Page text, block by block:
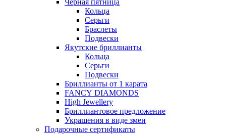
Черная пятница
Кольца
Серьги
Браслеты
Подвески
Якутские бриллианты
Кольца
Серьги
Подвески
Бриллианты от 1 карата
FANCY DIAMONDS
High Jewellery
Бриллиантовое предложение
Украшения в виде змеи
Подарочные сертификаты